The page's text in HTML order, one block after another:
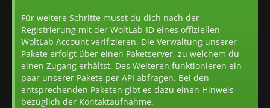
Für weitere Schritte musst du dich nach der
Registrierung mit der WoltLab-ID eines offiziellen
WoltLab Account verifizieren. Die Verwaltung unserer
Pakete erfolgt über einen Paketserver, zu welchem du
einen Zugang erhältst. Des Weiteren funktionieren ein
paar unserer Pakete per API abfragen. Bei den
entsprechenden Paketen gibt es dazu einen Hinweis
bezüglich der Kontaktaufnahme.